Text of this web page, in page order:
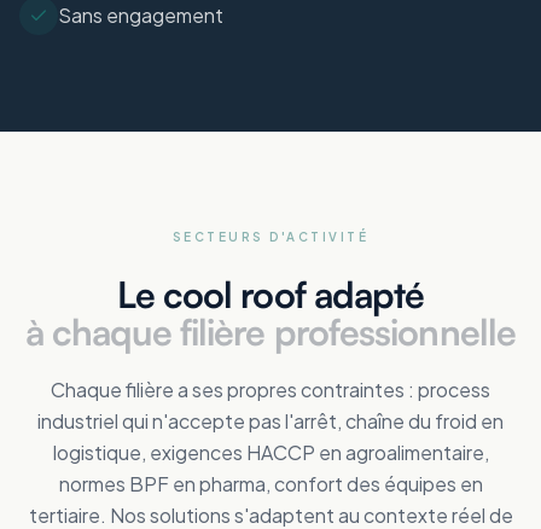
Sans engagement
SECTEURS D'ACTIVITÉ
Le cool roof adapté
à chaque filière professionnelle
Chaque filière a ses propres contraintes : process
industriel qui n'accepte pas l'arrêt, chaîne du froid en
logistique, exigences HACCP en agroalimentaire,
normes BPF en pharma, confort des équipes en
tertiaire. Nos solutions s'adaptent au contexte réel de